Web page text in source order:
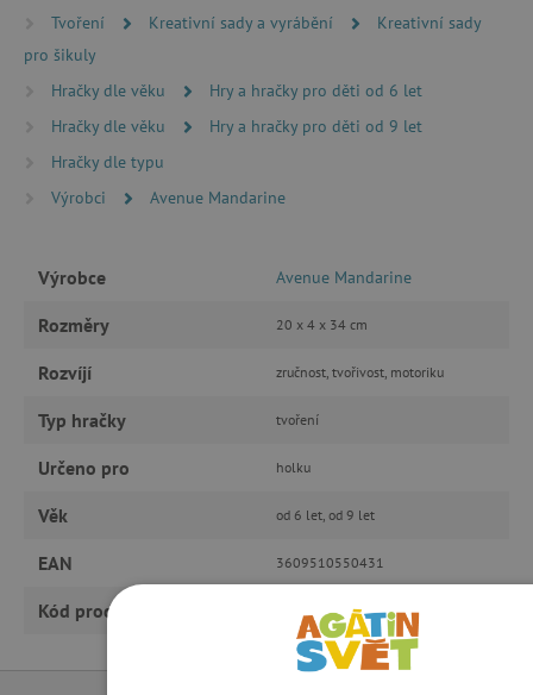
Tvoření Kreativní sady a vyrábění
Kreativní sady
pro šikuly
Hračky dle věku
Hry a hračky pro děti od 6 let
Hračky dle věku
Hry a hračky pro děti od 9 let
Hračky dle typu
Výrobci
Avenue Mandarine
Výrobce Avenue Mandarine
Rozměry 20 x 4 x 34 cm
Rozvíjí zručnost, tvořivost, motoriku
Typ hračky tvoření
Určeno pro holku
Věk od 6 let, od 9 let
EAN 3609510550431
Kód produktu AVMAN_CO043-xx